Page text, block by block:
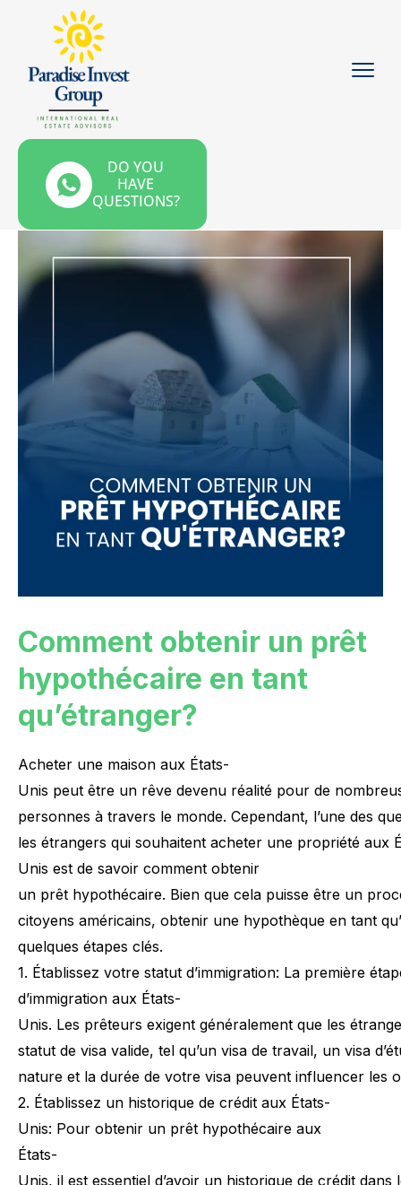
DO YOU
HAVE
QUESTIONS?
Comment obtenir un prêt
hypothécaire en tant
qu’étranger?
Acheter une maison aux États-
Unis peut être un rêve devenu réalité pour de
personnes à travers le monde. Cependant, l’une des
les étrangers qui souhaitent acheter une propriété aux
Unis est de savoir comment obtenir
un prêt hypothécaire. Bien que cela puisse être un
citoyens américains, obtenir une hypothèque en tant
quelques étapes clés.
1. Établissez votre statut d’immigration: La première
d’immigration aux États-
Unis. Les prêteurs exigent généralement que les
statut de visa valide, tel qu’un visa de travail, un visa
nature et la durée de votre visa peuvent influencer les
2. Établissez un historique de crédit aux États-
Unis: Pour obtenir un prêt hypothécaire aux
États-
Unis, il est essentiel d’avoir un historique de crédit dans